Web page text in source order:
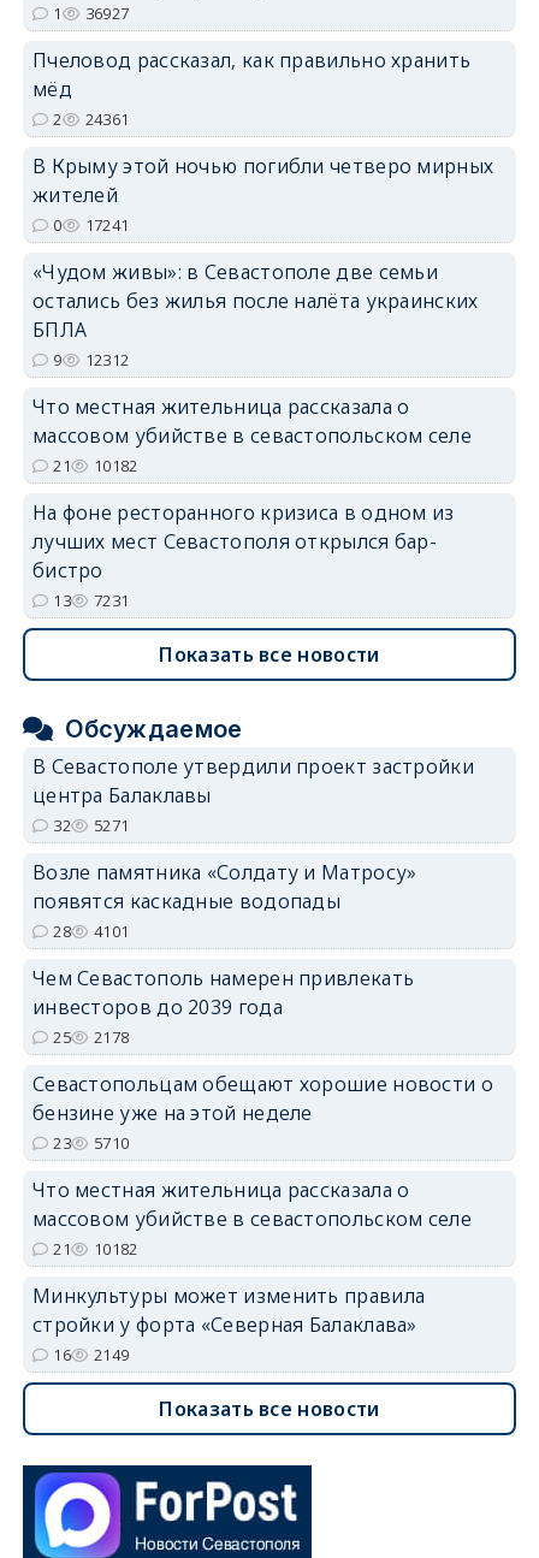
1 36927
Пчеловод рассказал, как правильно хранить
мёд
2 24361
В Крыму этой ночью погибли четверо мирных
жителей
0 17241
«Чудом живы»: в Севастополе две семьи
остались без жилья после налёта украинских
БПЛА
9 12312
Что местная жительница рассказала о
массовом убийстве в севастопольском селе
21 10182
На фоне ресторанного кризиса в одном из
лучших мест Севастополя открылся бар-
бистро
13 7231
Показать все новости
Обсуждаемое
В Севастополе утвердили проект застройки
центра Балаклавы
32 5271
Возле памятника «Солдату и Матросу»
появятся каскадные водопады
28 4101
Чем Севастополь намерен привлекать
инвесторов до 2039 года
25 2178
Севастопольцам обещают хорошие новости о
бензине уже на этой неделе
23 5710
Что местная жительница рассказала о
массовом убийстве в севастопольском селе
21 10182
Минкультуры может изменить правила
стройки у форта «Северная Балаклава»
16 2149
Показать все новости